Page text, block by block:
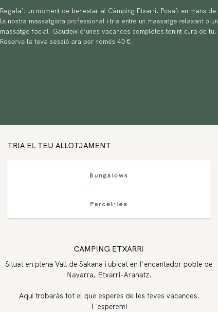
Regala’t un moment de benestar al Càmping Etxarri. Posa’t en mans de
la nostra massatgista professional i tria entre un massatge relaxant o un
massatge facial. Gaudeix d’unes vacances completes tenint cura de tu.
Reserva la teva sessió ara per només 40 €.
TRIA EL TEU ALLOTJAMENT
Bungalows
Parcel·les
CAMPING ETXARRI
Situat en plena Vall de Sakana i ubicat en l'encantador poble de
Navarra, Etxarri-Aranatz.
Aqui trobaràs tot el que esperes de les teves vacances.
T'esperem!